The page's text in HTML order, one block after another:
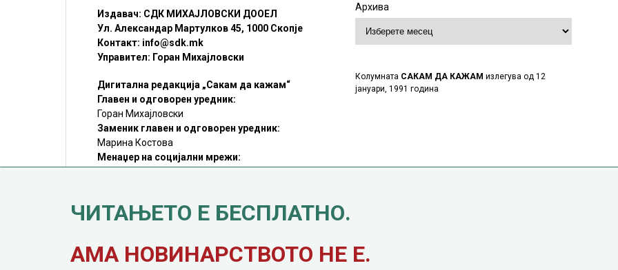
Издавач: СДК МИХАЈЛОВСКИ ДООЕЛ
Ул. Александар Мартулков 45, 1000 Скопје
Контакт: info@sdk.mk
Управител: Горан Михајловски
Дигитална редакција „Сакам да кажам“
Главен и одговорен уредник:
Горан Михајловски
Заменик главен и одговорен уредник:
Марина Костова
Менаџер на социјални мрежи:
©SDK.MK Крадењето авторски текстови е казниво со закон.
Преземањето на авторски содржини (текстови) од оваа
Архива
Колумната САКАМ ДА КАЖАМ излегува од 12
јануари, 1991 година
ЧИТАЊЕТО Е БЕСПЛАТНО.
АМА НОВИНАРСТВОТО НЕ Е.